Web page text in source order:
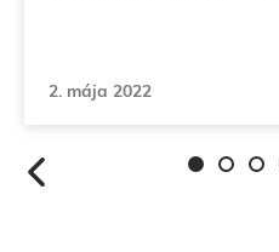
2. mája 2022